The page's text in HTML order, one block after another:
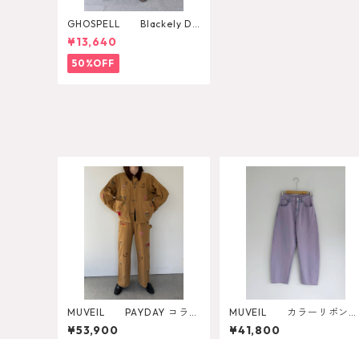
GHOSPELL Blackely De
nim Studded Jeans
¥13,640
50%OFF
MUVEIL PAYDAY コラボ
パンツ MA262FP701
¥53,900
MUVEIL カラーリボンデ
ニムパンツ
¥41,800